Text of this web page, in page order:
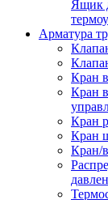
Ящик
Арматура
Кран
Кран
Кран
Кран
Кран/